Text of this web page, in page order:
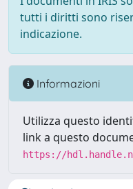
tutti i diritti sono
indicazione.
Informazioni
Utilizza questo
link a questo
https://